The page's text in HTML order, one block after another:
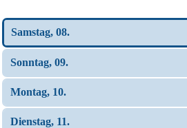
Samstag, 08.
Sonntag, 09.
Montag, 10.
Dienstag, 11.